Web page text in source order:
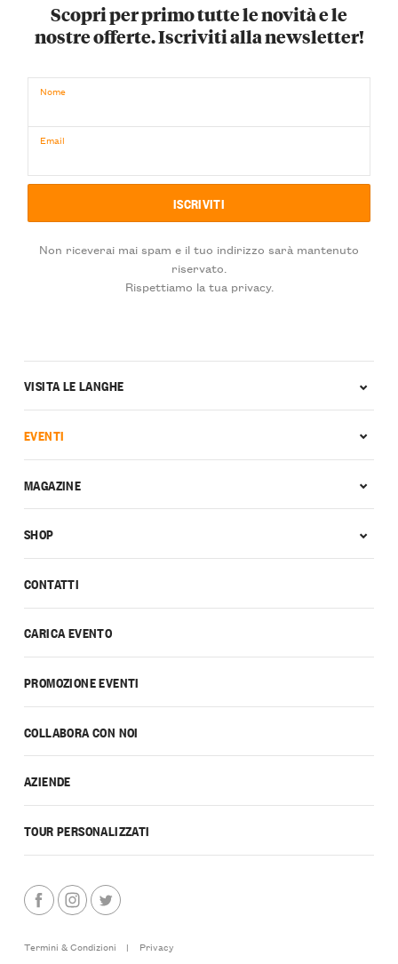
Scopri per primo tutte le novità e le
nostre offerte. Iscriviti alla newsletter!
Nome
Email
Non riceverai mai spam e il tuo indirizzo sarà mantenuto
riservato.
Rispettiamo la tua privacy.
CONTATTI
CARICA EVENTO
PROMOZIONE EVENTI
COLLABORA CON NOI
AZIENDE
TOUR PERSONALIZZATI
VISITA LE LANGHE
EVENTI
MAGAZINE
SHOP
Termini & Condizioni |
Privacy